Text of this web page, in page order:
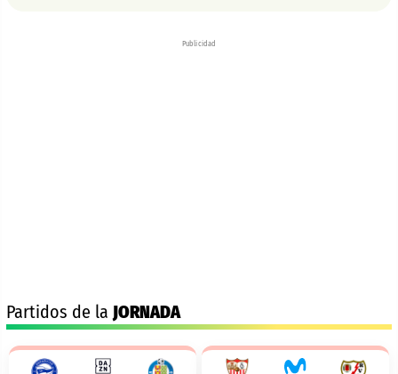
Publicidad
Partidos de la JORNADA